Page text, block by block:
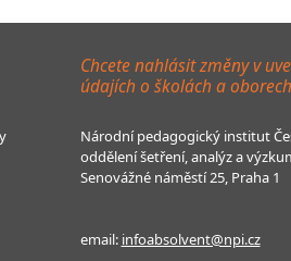
Chcete nahlásit změny v
údajích o školách a
Národní pedagogický institut
oddělení šetření, analýz a
Senovážné náměstí 25, Praha 1
email: infoabsolvent@npi.cz